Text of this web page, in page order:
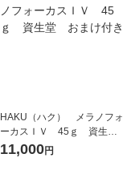
HAKU（ハク） メラノフォ
ーカスＩＶ 45ｇ 資生
堂 おまけ付き
11,000円